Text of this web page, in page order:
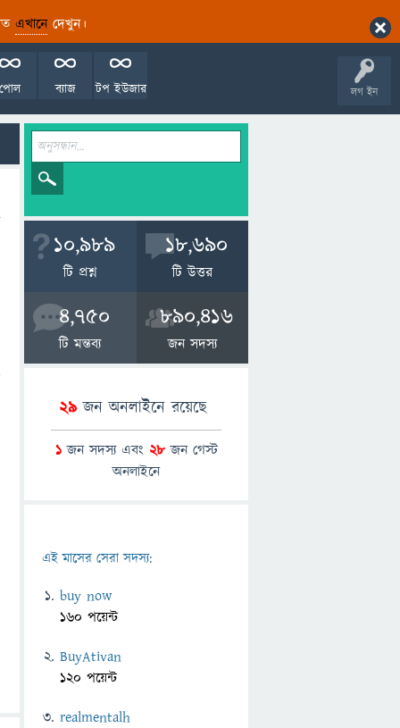
এখানেদেখুন।
লগ ইন
টপ ইউজার
ব্যাজ
পোল
10,989
টি প্রশ্ন
18,690
টি উত্তর
4,750
টি মন্তব্য
890,416
জন সদস্য
29জন অনলাইনে রয়েছে
1জন সদস্য এবং 28জন গেস্ট
অনলাইনে
এই মাসের সেরা সদস্য:
buy now
160 পয়েন্ট
BuyAtivan
120 পয়েন্ট
realmentalh